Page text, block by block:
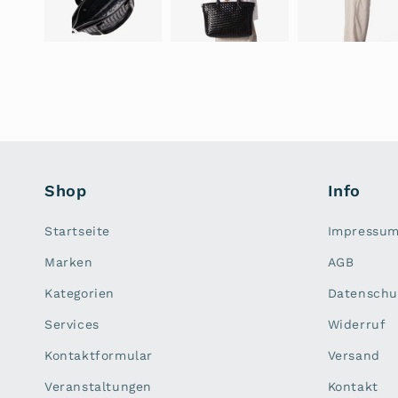
Shop
Startseite
Marken
Kategorien
Services
Kontaktformular
Veranstaltungen
Info
Impressum
AGB
Widerruf
Versand
Kontakt